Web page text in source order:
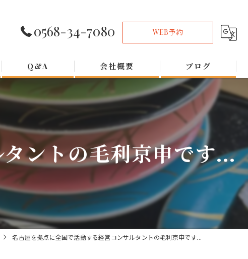
0568-34-7080 WEB予約
Q&A 会社概要 ブログ
ントの毛利京申です...
名古屋を拠点に全国で活動する経営コンサルタントの毛利京申です...